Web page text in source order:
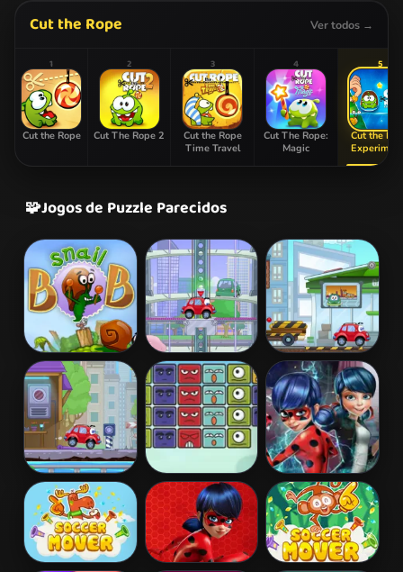
Cut the Rope Ver todos →
1
Cut the Rope
2
Cut The Rope 2
3
Cut the Rope
Time Travel
4
Cut The Rope:
Magic
5
Cut the
🧩Jogos de Puzzle Parecidos
Snail Bob 2 Wheely 2 Wheely 3
Wheely 4 -
Time Travel
Block
Destroyer
Ladybug Secret
Mission